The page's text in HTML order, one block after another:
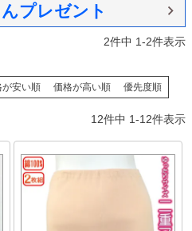
プレゼント
2件中 1-2件表示
が安い順 価格が高い順 優先度順
12件中 1-12件表示